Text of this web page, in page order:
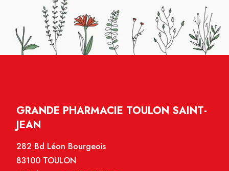
GRANDE PHARMACIE TOULON SAINT-
JEAN
282 Bd Léon Bourgeois
83100 TOULON